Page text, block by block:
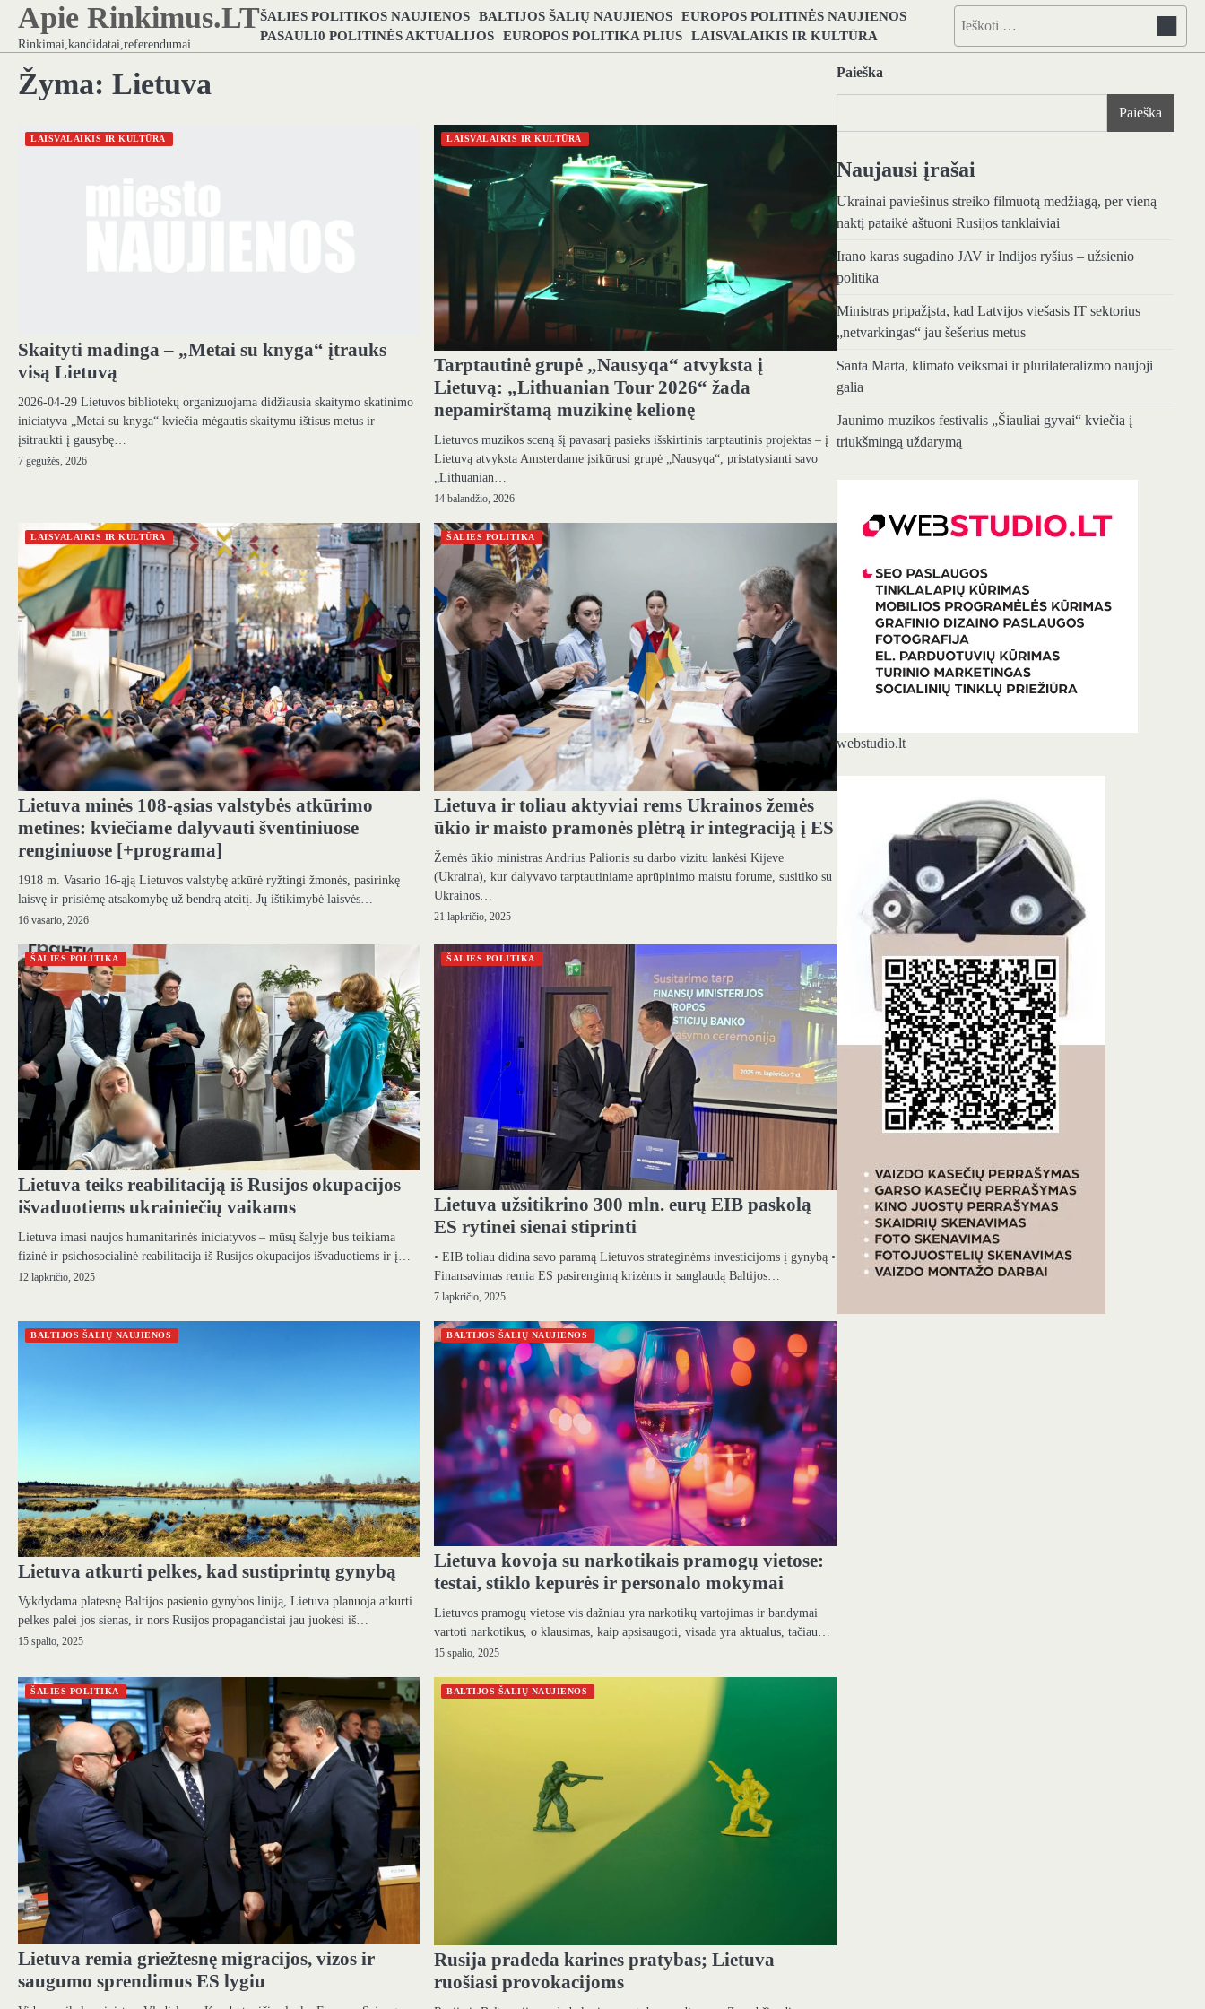
Skip
content
Apie Rinkimus.LT
Rinkimai,kandidatai,referendumai
ŠALIES POLITIKOS NAUJIENOS BALTIJOS ŠALIŲ NAUJIENOS EUROPOS POLITINĖS NAUJIENOS
PASAULI0 POLITINĖS AKTUALIJOS EUROPOS POLITIKA PLIUS LAISVALAIKIS IR KULTŪRA
Ieškoti:
Žyma: Lietuva
LAISVALAIKIS IR KULTŪRA
Skaityti madinga – „Metai su knyga“ įtrauks
visą Lietuvą
2026-04-29 Lietuvos bibliotekų organizuojama didžiausia skaitymo skatinimo
iniciatyva „Metai su knyga“ kviečia mėgautis skaitymu ištisus metus ir
įsitraukti į gausybę…
7 gegužės, 2026
LAISVALAIKIS IR KULTŪRA
Tarptautinė grupė „Nausyqa“ atvyksta į
Lietuvą: „Lithuanian Tour 2026“ žada
nepamirštamą muzikinę kelionę
Lietuvos muzikos sceną šį pavasarį pasieks išskirtinis tarptautinis projektas – į
Lietuvą atvyksta Amsterdame įsikūrusi grupė „Nausyqa“, pristatysianti savo
„Lithuanian…
14 balandžio, 2026
LAISVALAIKIS IR KULTŪRA
Lietuva minės 108-ąsias valstybės atkūrimo
metines: kviečiame dalyvauti šventiniuose
renginiuose [+programa]
1918 m. Vasario 16-ąją Lietuvos valstybę atkūrė ryžtingi žmonės, pasirinkę
laisvę ir prisiėmę atsakomybę už bendrą ateitį. Jų ištikimybė laisvės…
16 vasario, 2026
ŠALIES POLITIKA
Lietuva ir toliau aktyviai rems Ukrainos žemės
ūkio ir maisto pramonės plėtrą ir integraciją į ES
Žemės ūkio ministras Andrius Palionis su darbo vizitu lankėsi Kijeve
(Ukraina), kur dalyvavo tarptautiniame aprūpinimo maistu forume, susitiko su
Ukrainos…
21 lapkričio, 2025
ŠALIES POLITIKA
Lietuva teiks reabilitaciją iš Rusijos okupacijos
išvaduotiems ukrainiečių vaikams
Lietuva imasi naujos humanitarinės iniciatyvos – mūsų šalyje bus teikiama
fizinė ir psichosocialinė reabilitacija iš Rusijos okupacijos išvaduotiems ir į…
12 lapkričio, 2025
ŠALIES POLITIKA
Lietuva užsitikrino 300 mln. eurų EIB paskolą
ES rytinei sienai stiprinti
• EIB toliau didina savo paramą Lietuvos strateginėms investicijoms į gynybą •
Finansavimas remia ES pasirengimą krizėms ir sanglaudą Baltijos…
7 lapkričio, 2025
BALTIJOS ŠALIŲ NAUJIENOS
Lietuva atkurti pelkes, kad sustiprintų gynybą
Vykdydama platesnę Baltijos pasienio gynybos liniją, Lietuva planuoja atkurti
pelkes palei jos sienas, ir nors Rusijos propagandistai jau juokėsi iš…
15 spalio, 2025
BALTIJOS ŠALIŲ NAUJIENOS
Lietuva kovoja su narkotikais pramogų vietose:
testai, stiklo kepurės ir personalo mokymai
Lietuvos pramogų vietose vis dažniau yra narkotikų vartojimas ir bandymai
vartoti narkotikus, o klausimas, kaip apsisaugoti, visada yra aktualus, tačiau…
15 spalio, 2025
ŠALIES POLITIKA
Lietuva remia griežtesnę migracijos, vizos ir
saugumo sprendimus ES lygiu
BALTIJOS ŠALIŲ NAUJIENOS
Rusija pradeda karines pratybas; Lietuva
ruošiasi provokacijoms
Paieška
Paieška
Naujausi įrašai
Ukrainai paviešinus streiko filmuotą medžiagą, per vieną
naktį pataikė aštuoni Rusijos tanklaiviai
Irano karas sugadino JAV ir Indijos ryšius – užsienio
politika
Ministras pripažįsta, kad Latvijos viešasis IT sektorius
„netvarkingas“ jau šešerius metus
Santa Marta, klimato veiksmai ir plurilateralizmo naujoji
galia
Jaunimo muzikos festivalis „Šiauliai gyvai“ kviečia į
triukšmingą uždarymą
webstudio.lt